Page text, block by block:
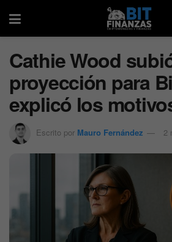
Cathie Wood
proyección para
explicó los
Escrito por Mauro Fernández 2